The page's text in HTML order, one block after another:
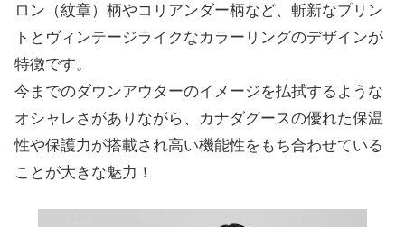
ロン（紋章）柄やコリアンダー柄など、斬新なプリン
トとヴィンテージライクなカラーリングのデザインが
特徴です。
今までのダウンアウターのイメージを払拭するような
オシャレさがありながら、カナダグースの優れた保温
性や保護力が搭載され高い機能性をもち合わせている
ことが大きな魅力！